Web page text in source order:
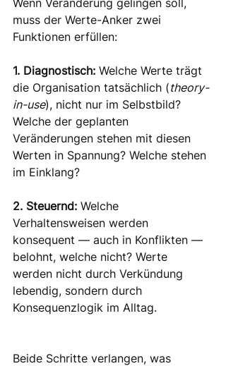
muss der Werte-Anker zwei
Funktionen erfüllen:
1. Diagnostisch: Welche Werte trägt
die Organisation tatsächlich (theory-
in-use), nicht nur im Selbstbild?
Welche der geplanten
Veränderungen stehen mit diesen
Werten in Spannung? Welche stehen
im Einklang?
2. Steuernd: Welche
Verhaltensweisen werden
konsequent — auch in Konflikten —
belohnt, welche nicht? Werte
werden nicht durch Verkündung
lebendig, sondern durch
Konsequenzlogik im Alltag.
Beide Schritte verlangen, was